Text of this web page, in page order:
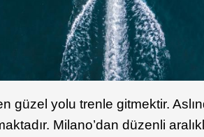
güzel yolu trenle gitmektir.
Milano’dan düzenli